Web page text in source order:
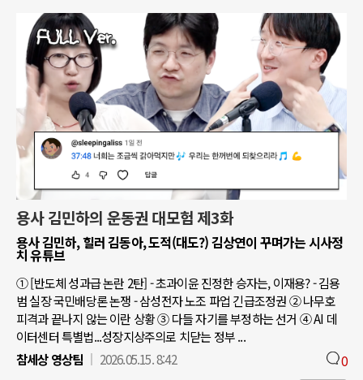
용사 김민하의 운동권 대모험 제3화
용사 김민하, 힐러 김동아, 도적(대도?) 김상연이 꾸며가는 시사정
치 유튜브
① [반도체 성과급 논란 2탄] - 초과이윤 진정한 승자는, 이재용? - 김용
범 실장 국민배당론 논쟁 - 삼성전자 노조 파업 긴급조정권 ② 나무호
피격과 끝나지 않는 이란 상황 ③ 다들 자기를 부정하는 선거 ④ AI 데
이터센터 특별법...성장지상주의로 치닫는 정부 ...
참세상 영상팀
2026.05.15. 8:42 0